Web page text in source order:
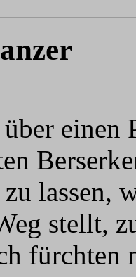
einen
lassen,
stellt,